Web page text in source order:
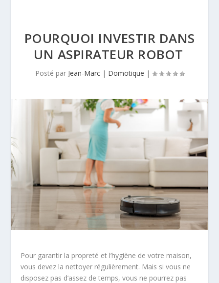
POURQUOI INVESTIR DANS
UN ASPIRATEUR ROBOT
Posté par Jean-Marc| Domotique |
Pour garantir la propreté et l’hygiène de votre maison,
vous devez la nettoyer régulièrement. Mais si vous ne
disposez pas d’assez de temps, vous ne pourrez pas